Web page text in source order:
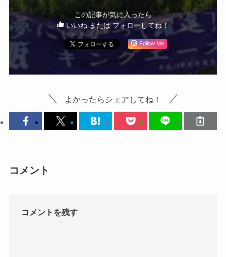
この記事が気に入ったら
いいね または フォローしてね！
Follow Me
よかったらシェアしてね！
コメント
コメントを残す